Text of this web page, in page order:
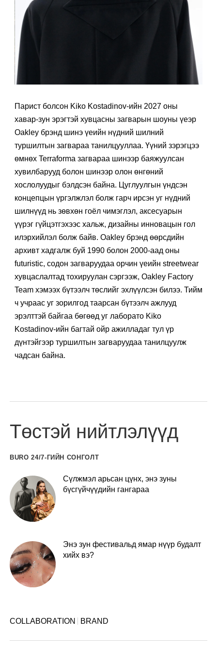
Парист болсон Kiko Kostadinov-ийн 2027 оны
хавар-зун эрэгтэй хувцасны загварын шоуны үеэр
Oakley брэнд шинэ үеийн нүдний шилний
туршилтын загвараа танилцууллаа. Үүний зэрэгцээ
өмнөх Terraforma загвараа шинээр баяжуулсан
хувилбарууд болон шинээр олон өнгөний
хослолуудыг бэлдсэн байна. Цуглуулгын үндсэн
концепцын үргэлжлэл болж гарч ирсэн уг нүдний
шилнүүд нь зөвхөн гоёл чимэглэл, аксесуарын
үүрэг гүйцэтгэхээс хальж, дизайны инновацын гол
илэрхийлэл болж байв. Oakley брэнд өөрсдийн
архивт хадгалж буй 1990 болон 2000-аад оны
futuristic, содон загваруудаа орчин үеийн streetwear
хувцаслалтад тохируулан сэргээж, Oakley Factory
Team хэмээх бүтээлч төслийг эхлүүлсэн билээ. Тийм
ч учраас уг зорилгод таарсан бүтээлч ажлууд
эрэлттэй байгаа бөгөөд уг лаборато Kiko
Kostadinov-ийн багтай ойр ажилладаг тул үр
дүнтэйгээр туршилтын загваруудаа танилцуулж
чадсан байна.
Төстэй нийтлэлүүд
BURO 24/7-ГИЙН СОНГОЛТ
Сүлжмэл арьсан цүнх, энэ зуны
бүсгүйчүүдийн гангараа
Энэ зун фестивальд ямар нүүр будалт
хийх вэ?
COLLABORATION BRAND